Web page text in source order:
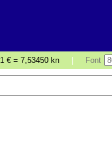
1 € = 7,53450 kn Font